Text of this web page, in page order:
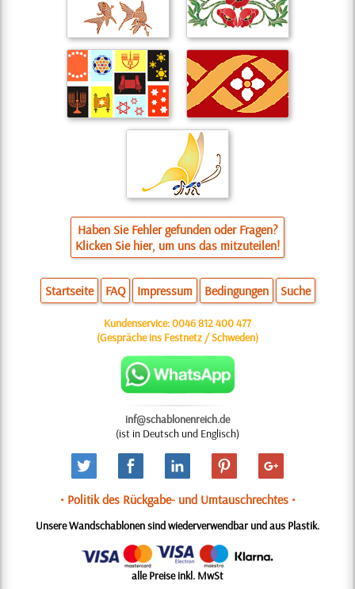
Haben Sie Fehler gefunden oder Fragen?
Klicken Sie hier, um uns das mitzuteilen!
Startseite FAQ Impressum Bedingungen Suche
Kundenservice:0046 812 400 477
(Gespräche ins Festnetz / Schweden)
inf@schablonenreich.de
(ist in Deutsch und Englisch)
• Politik des Rückgabe- und Umtauschrechtes •
Unsere Wandschablonen sind wiederverwendbar und aus Plastik.
alle Preise inkl. MwSt